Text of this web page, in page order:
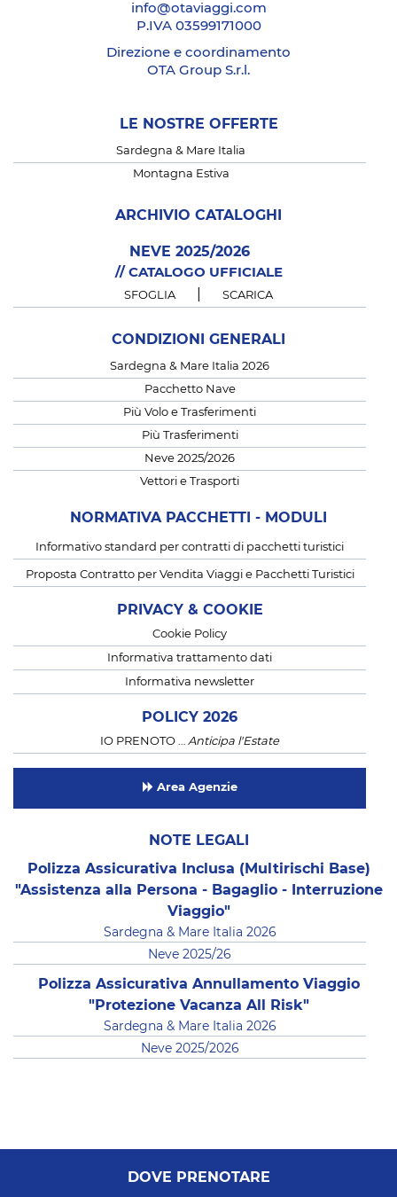
info@otaviaggi.com
P.IVA 03599171000
Direzione e coordinamento
OTA Group S.r.l.
LE NOSTRE OFFERTE
Sardegna & Mare Italia
Montagna Estiva
ARCHIVIO CATALOGHI
NEVE 2025/2026
// CATALOGO UFFICIALE
SFOGLIA SCARICA
CONDIZIONI GENERALI
Sardegna & Mare Italia 2026
Pacchetto Nave
Più Volo e Trasferimenti
Più Trasferimenti
Neve 2025/2026
Vettori e Trasporti
NORMATIVA PACCHETTI - MODULI
Informativo standard per contratti di pacchetti turistici
Proposta Contratto per Vendita Viaggi e Pacchetti Turistici
PRIVACY & COOKIE
Cookie Policy
Informativa trattamento dati
Informativa newsletter
POLICY 2026
IO PRENOTO … Anticipa l'Estate
Area Agenzie
NOTE LEGALI
Polizza Assicurativa Inclusa (Multirischi Base)
"Assistenza alla Persona - Bagaglio - Interruzione
Viaggio"
Sardegna & Mare Italia 2026
Neve 2025/26
Polizza Assicurativa Annullamento Viaggio
"Protezione Vacanza All Risk"
Sardegna & Mare Italia 2026
Neve 2025/2026
DOVE PRENOTARE